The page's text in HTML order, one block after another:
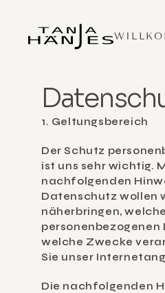
1. Geltungsbereich
Der Schutz
ist uns sehr wichtig.
nachfolgenden
Datenschutz wollen
näherbringen, welche
welche Zwecke
Sie unser
Die nachfolgenden